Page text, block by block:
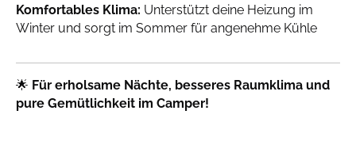
Komfortables Klima: Unterstützt deine Heizung im
Winter und sorgt im Sommer für angenehme Kühle
🌟 Für erholsame Nächte, besseres Raumklima und
pure Gemütlichkeit im Camper!